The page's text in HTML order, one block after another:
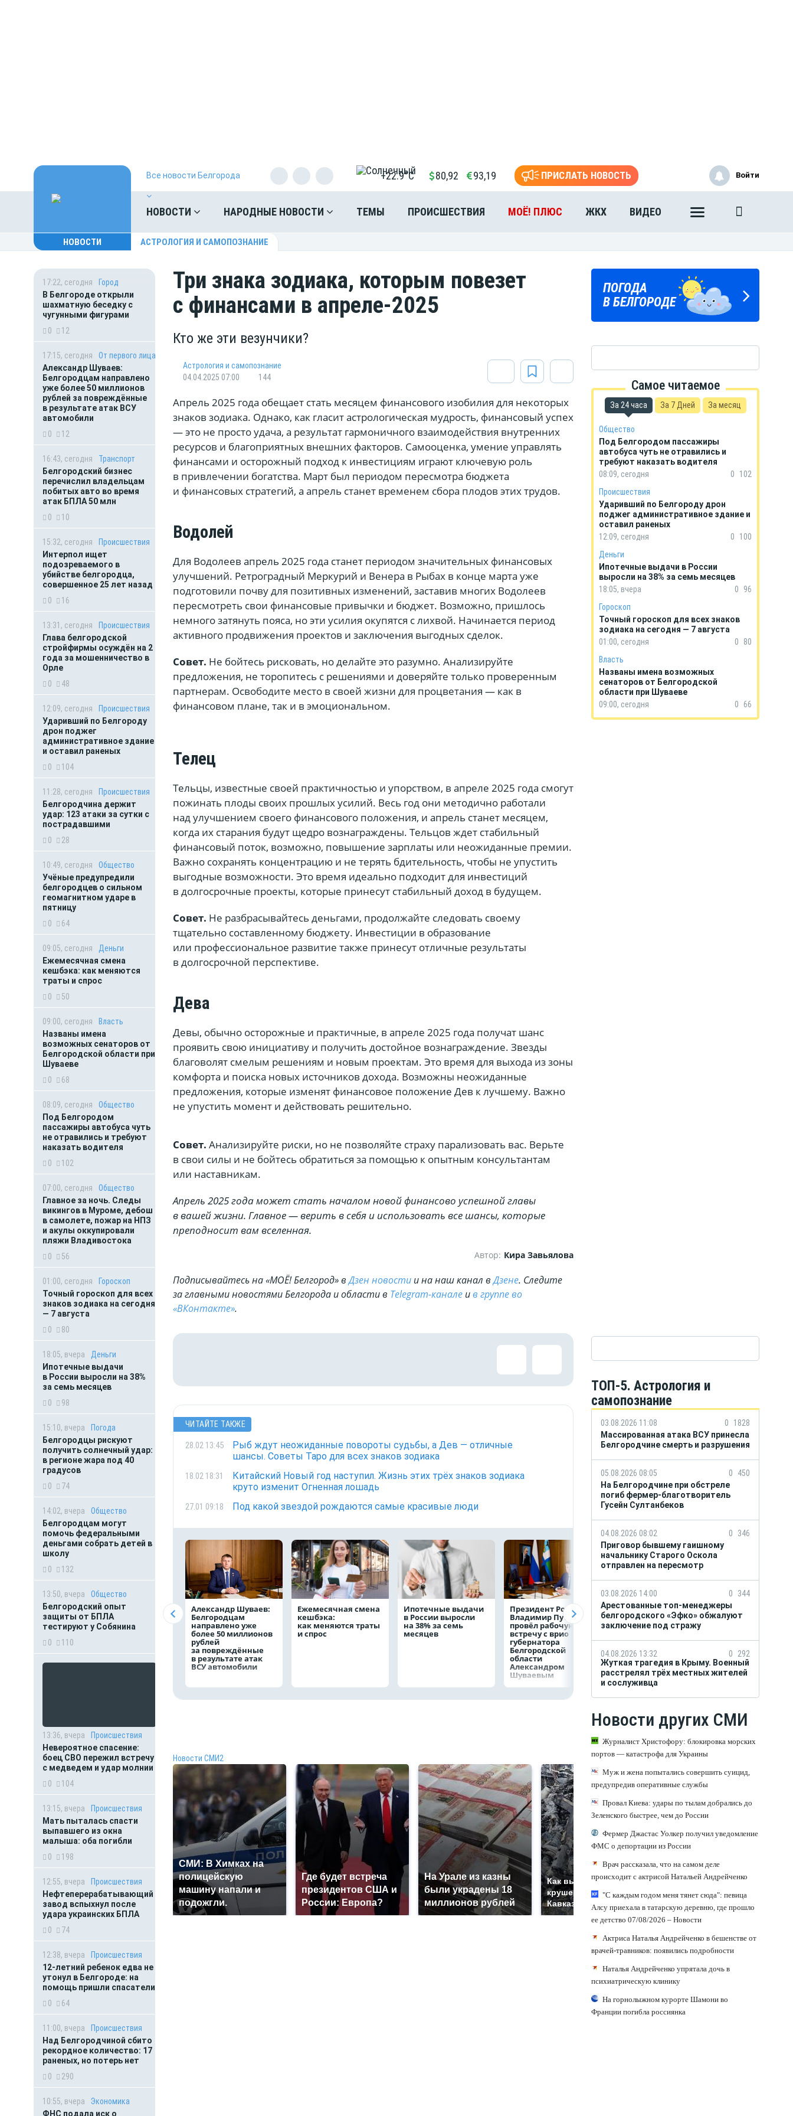
Все новости Белгорода +22.9°C 80,92 93,19 ПРИСЛАТЬ НОВОСТЬ
НОВОСТИ НАРОДНЫЕ НОВОСТИ ТЕМЫ ПРОИСШЕСТВИЯ МОЁ! ПЛЮС ЖКХ ВИДЕО
Войти
НОВОСТИ АСТРОЛОГИЯ И САМОПОЗНАНИЕ
17:22, сегодня
Город
В Белгороде открыли
шахматную беседку с
чугунными фигурами
0
12
17:15, сегодня
От первого лица
Александр Шуваев:
Белгородцам направлено
уже более 50 миллионов
рублей за повреждённые
в результате атак ВСУ
автомобили
0
12
16:43, сегодня
Транспорт
Белгородский бизнес
перечислил владельцам
побитых авто во время
атак БПЛА 50 млн
0
10
15:32, сегодня
Происшествия
Интерпол ищет
подозреваемого в
убийстве белгородца,
совершенное 25 лет назад
0
16
13:31, сегодня
Происшествия
Глава белгородской
стройфирмы осуждён на 2
года за мошенничество в
Орле
0
48
12:09, сегодня
Происшествия
Ударивший по Белгороду
дрон поджег
административное здание
и оставил раненых
0
104
11:28, сегодня
Происшествия
Белгородчина держит
удар: 123 атаки за сутки с
пострадавшими
0
28
10:49, сегодня
Общество
Учёные предупредили
белгородцев о сильном
геомагнитном ударе в
пятницу
0
64
09:05, сегодня
Деньги
Ежемесячная смена
кешбэка: как меняются
траты и спрос
0
50
09:00, сегодня
Власть
Названы имена
возможных сенаторов от
Белгородской области при
Шуваеве
0
68
08:09, сегодня
Общество
Под Белгородом
пассажиры автобуса чуть
не отравились и требуют
наказать водителя
0
102
07:00, сегодня
Общество
Главное за ночь. Следы
викингов в Муроме, дебош
в самолете, пожар на НПЗ
и акулы оккупировали
пляжи Владивостока
0
56
01:00, сегодня
Гороскоп
Точный гороскоп для всех
знаков зодиака на сегодня
— 7 августа
0
80
18:05, вчера
Деньги
Ипотечные выдачи
в России выросли на 38%
за семь месяцев
0
98
15:10, вчера
Погода
Белгородцы рискуют
получить солнечный удар:
в регионе жара под 40
градусов
0
74
14:02, вчера
Общество
Белгородцам могут
помочь федеральными
деньгами собрать детей в
школу
0
132
13:50, вчера
Общество
Белгородский опыт
защиты от БПЛА
тестируют у Собянина
0
110
13:36, вчера
Происшествия
Невероятное спасение:
боец СВО пережил встречу
с медведем и удар молнии
0
104
13:15, вчера
Происшествия
Мать пыталась спасти
выпавшего из окна
малыша: оба погибли
0
198
12:55, вчера
Происшествия
Нефтеперерабатывающий
завод вспыхнул после
удара украинских БПЛА
0
74
12:38, вчера
Происшествия
12-летний ребенок едва не
утонул в Белгороде: на
помощь пришли спасатели
0
64
11:00, вчера
Происшествия
Над Белгородчиной сбито
рекордное количество: 17
раненых, но потерь нет
0
290
10:55, вчера
Экономика
ФНС подала иск о
Три знака зодиака, которым повезет
с финансами в апреле-2025
Кто же эти везунчики?
Астрология и самопознание
04.04.2025 07:00
144
Апрель 2025 года обещает стать месяцем финансового изобилия для некоторых
знаков зодиака. Однако, как гласит астрологическая мудрость, финансовый успех
— это не просто удача, а результат гармоничного взаимодействия внутренних
ресурсов и благоприятных внешних факторов. Самооценка, умение управлять
финансами и осторожный подход к инвестициям играют ключевую роль
в привлечении богатства. Март был периодом пересмотра бюджета
и финансовых стратегий, а апрель станет временем сбора плодов этих трудов.
Водолей
Для Водолеев апрель 2025 года станет периодом значительных финансовых
улучшений. Ретроградный Меркурий и Венера в Рыбах в конце марта уже
подготовили почву для позитивных изменений, заставив многих Водолеев
пересмотреть свои финансовые привычки и бюджет. Возможно, пришлось
немного затянуть пояса, но эти усилия окупятся с лихвой. Начинается период
активного продвижения проектов и заключения выгодных сделок.
Совет. Не бойтесь рисковать, но делайте это разумно. Анализируйте
предложения, не торопитесь с решениями и доверяйте только проверенным
партнерам. Освободите место в своей жизни для процветания — как в
финансовом плане, так и в эмоциональном.
Телец
Тельцы, известные своей практичностью и упорством, в апреле 2025 года смогут
пожинать плоды своих прошлых усилий. Весь год они методично работали
над улучшением своего финансового положения, и апрель станет месяцем,
когда их старания будут щедро вознаграждены. Тельцов ждет стабильный
финансовый поток, возможно, повышение зарплаты или неожиданные премии.
Важно сохранять концентрацию и не терять бдительность, чтобы не упустить
выгодные возможности. Это время идеально подходит для инвестиций
в долгосрочные проекты, которые принесут стабильный доход в будущем.
Совет. Не разбрасывайтесь деньгами, продолжайте следовать своему
тщательно составленному бюджету. Инвестиции в образование
или профессиональное развитие также принесут отличные результаты
в долгосрочной перспективе.
Дева
Девы, обычно осторожные и практичные, в апреле 2025 года получат шанс
проявить свою инициативу и получить достойное вознаграждение. Звезды
благоволят смелым решениям и новым проектам. Это время для выхода из зоны
комфорта и поиска новых источников дохода. Возможны неожиданные
предложения, которые изменят финансовое положение Дев к лучшему. Важно
не упустить момент и действовать решительно.
Совет. Анализируйте риски, но не позволяйте страху парализовать вас. Верьте
в свои силы и не бойтесь обратиться за помощью к опытным консультантам
или наставникам.
Апрель 2025 года может стать началом новой финансово успешной главы
в вашей жизни. Главное — верить в себя и использовать все шансы, которые
преподносит вам вселенная.
Автор: Кира Завьялова
Подписывайтесь на «МОЁ! Белгород» вДзен новости и на наш канал вДзене. Cледите
за главными новостями Белгорода и области в Telegram-канале ив группе во
«ВКонтакте».
ЧИТАЙТЕ ТАКЖЕ
28.02 13:45
Рыб ждут неожиданные повороты судьбы, а Дев — отличные
шансы. Советы Таро для всех знаков зодиака
18.02 18:31
Китайский Новый год наступил. Жизнь этих трёх знаков зодиака
круто изменит Огненная лошадь
27.01 09:18 Под какой звездой рождаются самые красивые люди
Александр Шуваев:
Белгородцам
направлено уже
более 50 миллионов
рублей
за повреждённые
в результате атак
ВСУ автомобили
Ежемесячная смена
кешбэка:
как меняются траты
и спрос
Ипотечные выдачи
в России выросли
на 38% за семь
месяцев
Президент России
Владимир Путин
провёл рабочую
встречу с врио
губернатора
Белгородской
области
Александром
Шуваевым
Директор
белгородской
фирмы увел у
налоговиков 5 млн
рублей
Объем продаж
кредитов
Новости СМИ2
СМИ: В Химках на
полицейскую
машину напали и
подожгли.
Где будет встреча
президентов США и
России: Европа?
На Урале из казны
были украдены 18
миллионов рублей
Как выглядит место
крушение вертолета на
Кавказе: смотреть
Такую зиму в России
ПОГОДА
В БЕЛГОРОДЕ
Подпишись
на тг-канал
«МОЁ! Белгород»
ГОРОСКОП
НА КАЖДЫЙ ДЕНЬ
Самое читаемое
За 24 часа За 7 Дней За месяц
Общество
Под Белгородом пассажиры
автобуса чуть не отравились и
требуют наказать водителя
08:09, сегодня
0
102
Происшествия
Ударивший по Белгороду дрон
поджег административное здание и
оставил раненых
12:09, сегодня
0
100
Деньги
Ипотечные выдачи в России
выросли на 38% за семь месяцев
18:05, вчера
0
96
Гороскоп
Точный гороскоп для всех знаков
зодиака на сегодня — 7 августа
01:00, сегодня
0
80
Власть
Названы имена возможных
сенаторов от Белгородской
области при Шуваеве
09:00, сегодня
0 66
ТОП-5. Астрология и
самопознание
03.08.2026 11:08 0
1828
Массированная атака ВСУ принесла
Белгородчине смерть и разрушения
05.08.2026 08:05 0
450
На Белгородчине при обстреле
погиб фермер-благотворитель
Гусейн Султанбеков
04.08.2026 08:02 0
346
Приговор бывшему гаишному
начальнику Старого Оскола
отправлен на пересмотр
03.08.2026 14:00 0
344
Арестованные топ-менеджеры
белгородского «Эфко» обжалуют
заключение под стражу
04.08.2026 13:32 0
292
Жуткая трагедия в Крыму. Военный
расстрелял трёх местных жителей
и сослуживца
Новости других СМИ
Журналист Христофору: блокировка морских
портов — катастрофа для Украины
Муж и жена попытались совершить суицид,
предупредив оперативные службы
Провал Киева: удары по тылам добрались до
Зеленского быстрее, чем до России
Фермер Джастас Уолкер получил уведомление
ФМС о депортации из России
Врач рассказала, что на самом деле
происходит с актрисой Натальей Андрейченко
"С каждым годом меня тянет сюда": певица
Алсу приехала в татарскую деревню, где прошло
ее детство 07/08/2026 – Новости
Актриса Наталья Андрейченко в бешенстве от
врачей-травников: появились подробности
Наталья Андрейченко упрятала дочь в
психиатрическую клинику
На горнолыжном курорте Шамони во
Франции погибла россиянка